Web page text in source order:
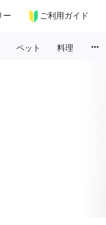
ー ご利用ガイド
ペット 料理 more_horiz